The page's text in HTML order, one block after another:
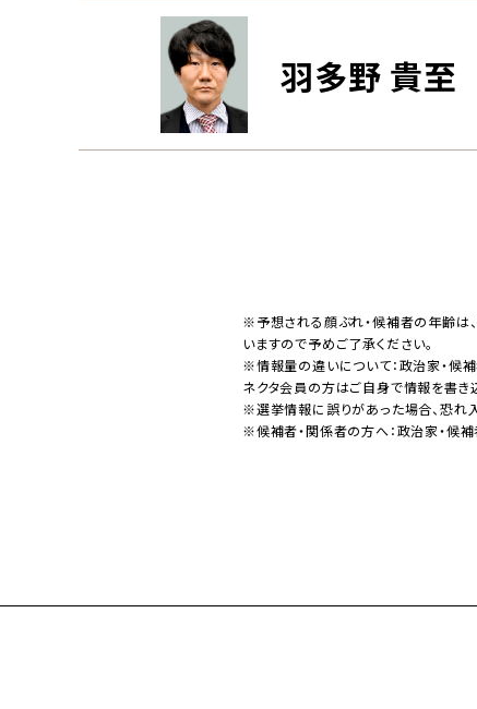
羽多野 貴至
※予想される顔ぶれ・候補者の年齢は
いますので予めご了承ください。
※情報量の違いについて：政治家・候
ネクタ会員の方はご自身で情報を書き
※選挙情報に誤りがあった場合、恐れ
※候補者・関係者の方へ：政治家・候補